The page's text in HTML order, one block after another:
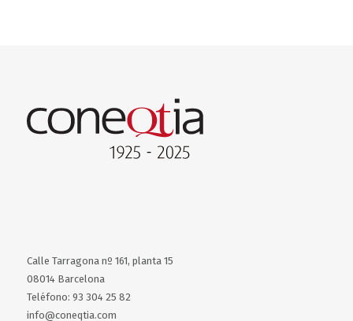
Calle Tarragona nº 161, planta 15
08014 Barcelona
Teléfono: 93 304 25 82
info@coneqtia.com